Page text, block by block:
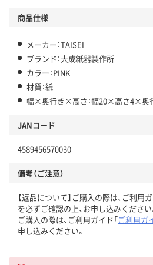
商品仕様
メーカー：TAISEI
ブランド：大成紙器製作所
カラー：PINK
材質：紙
幅×奥行き×高さ：幅20×高さ4×奥
JANコード
4589456570030
備考（ご注意）
【返品について】ご購入の際は、ご利用
を必ずご確認の上、お申し込みください
ご購入の際は、ご利用ガイド「ご利用ガ
申し込みください。